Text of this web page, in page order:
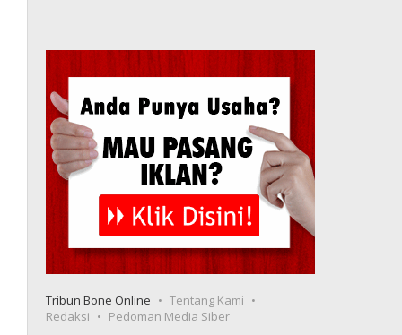
Tribun Bone Online
Tentang Kami
Redaksi
Pedoman Media Siber